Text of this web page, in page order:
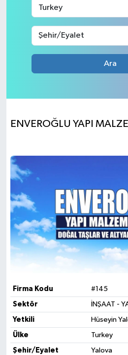
Ara
ENVEROĞLU YAPI
Firma Kodu #145
Sektör İNŞAAT -
Yetkili Hüseyin
Ülke Turkey
Şehir/Eyalet Yalova
İLÇELERİMİZ
RESMİ İLAN